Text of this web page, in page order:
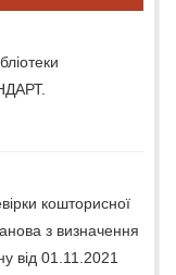
кошторисної
з визначення
від 01.11.2021